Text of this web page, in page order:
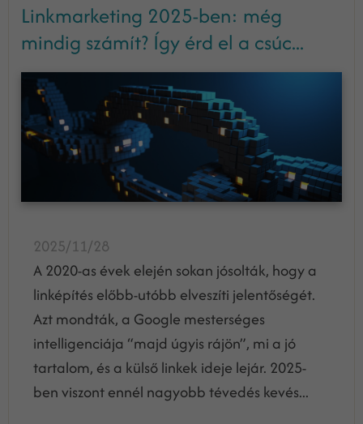
Linkmarketing 2025-ben: még
mindig számít? Így érd el a csúc...
2025/11/28
A 2020-as évek elején sokan jósolták, hogy a
linképítés előbb-utóbb elveszíti jelentőségét.
Azt mondták, a Google mesterséges
intelligenciája “majd úgyis rájön”, mi a jó
tartalom, és a külső linkek ideje lejár. 2025-
ben viszont ennél nagyobb tévedés kevés...